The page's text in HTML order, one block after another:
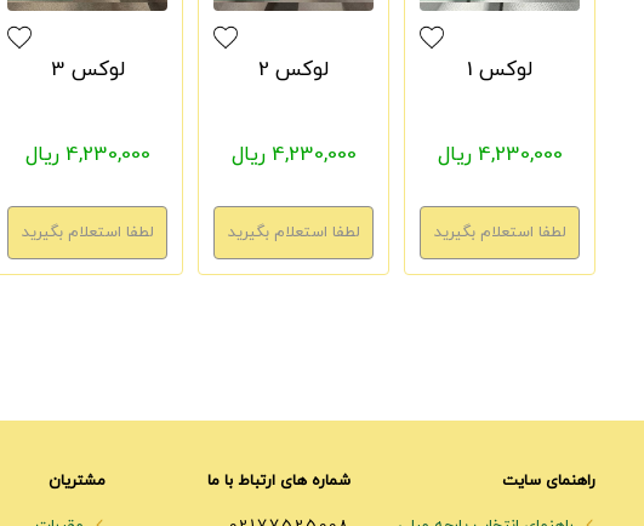
لوکس 1
4,230,000 ریال
لوکس 2
4,230,000 ریال
لوکس 3
4,230,000 ریال
راهنمای سایت شماره های ارتباط با ما مشتریان